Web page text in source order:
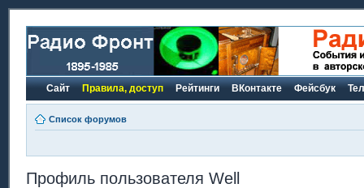
Сайт Правила, доступ Рейтинги ВКонтакте Фейсбук
Список форумов
Профиль пользователя Well